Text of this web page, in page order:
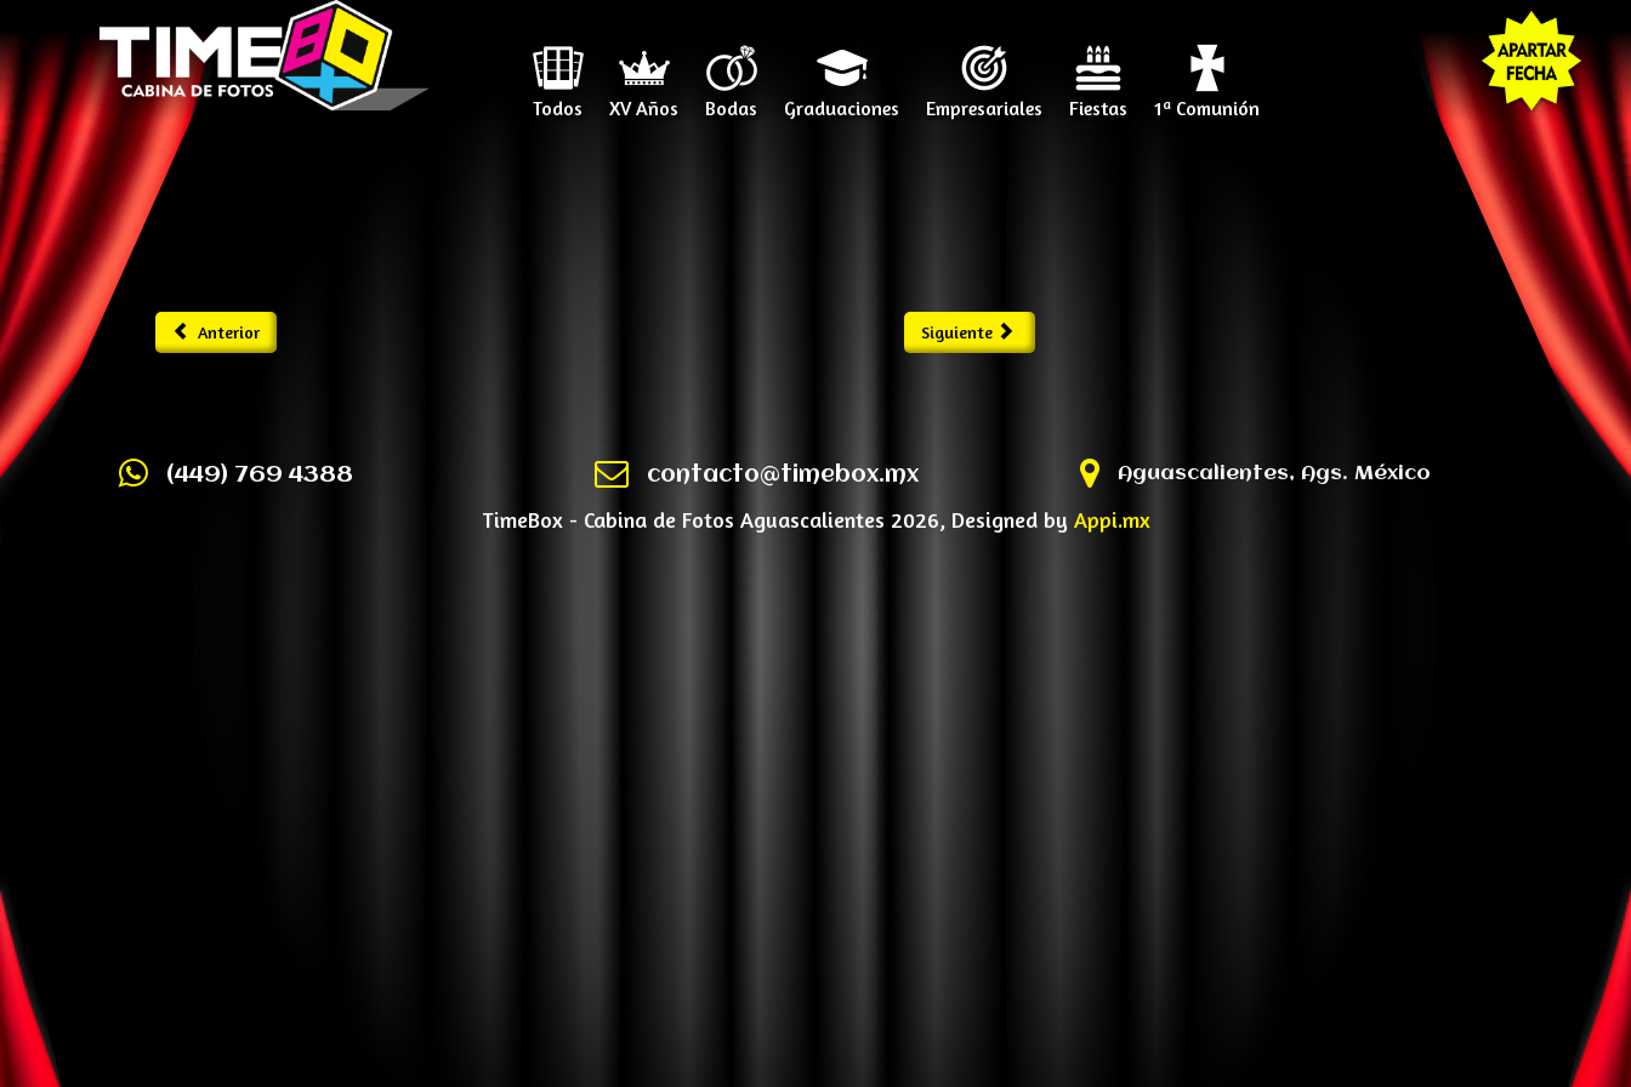
Todos XV Años Bodas Graduaciones Empresariales Fiestas 1ª Comunión
Anterior Siguiente
(449) 769 4388 contacto@timebox.mx Aguascalientes, Ags. México
TimeBox - Cabina de Fotos Aguascalientes 2026, Designed by Appi.mx